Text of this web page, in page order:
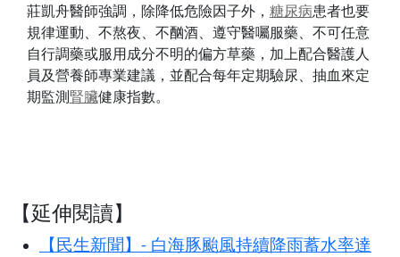
莊凱舟醫師強調，除降低危險因子外， 糖尿病患者也要
規律運動、不熬夜、不酗酒、遵守醫囑服藥、不可任意
自行調藥或服用成分不明的偏方草藥，加上配合醫護人
員及營養師專業建議，並配合每年定期驗尿、抽血來定
期監測腎臟健康指數。
【延伸閱讀】
【民生新聞】- 白海豚颱風持續降雨蓄水率達